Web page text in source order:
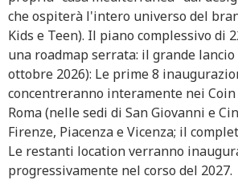
che ospiterà l'intero universo del
Kids e Teen). Il piano complessivo di
una roadmap serrata: il grande
ottobre 2026): Le prime 8
concentreranno interamente nei
Roma (nelle sedi di San Giovanni e
Firenze, Piacenza e Vicenza; il
Le restanti location verranno
progressivamente nel corso del 2027.